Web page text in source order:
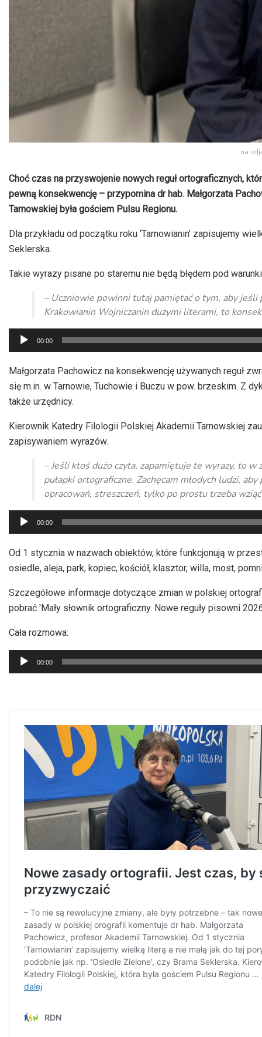
na
Choć czas na przyswojenie nowych reguł ortograficznych,
pewną konsekwencję – przypomina dr hab. Małgorzata
Tarnowskiej była gościem Pulsu Regionu.
Dla przykładu od początku roku ‘Tarnowianin’ zapisujemy
Seklerska.
Takie wyrazy pisane po staremu nie będą błędem pod
– Uczniowie powinni tutaj pamiętać o tym, aby jeśli
Krakowianin Wojniczanin dużymi literami, to
Odtwarzacz
plików
dźwiękowych
00:00
Małgorzata Pachowicz na konsekwencję używanych reguł
się m.in. w Tarnowie, Tuchowie i Buczu w pow. brzeskim. Z
także urzędnicy.
Kierownik Katedry Filologii Polskiej Akademii Tarnowskiej
zapisywaniem wyrazów.
– Jeśli ktoś dużo czyta, zapamiętuje te wyrazy, to
pułapki ortograficzne. Zachęcam młodych ludzi,
opracowań, streszczeń, tylko po prostu trzeba
Odtwarzacz
plików
dźwiękowych
00:00
Od 1 stycznia w nazwach obiektów, które funkcjonują w
osiedle, aleja, park, kopiec, kościół, klasztor, willa, most,
Szczegółowe informacje dotyczące zmian w polskiej
pobrać 'Mały słownik ortograficzny. Nowe reguły pisowni
Cała rozmowa:
Odtwarzacz
plików
00:00